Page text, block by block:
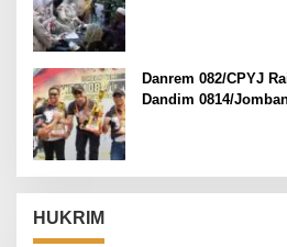
Danrem 082/CPYJ
Dandim 0814/
HUKRIM